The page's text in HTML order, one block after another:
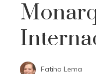
Fatiha Lema